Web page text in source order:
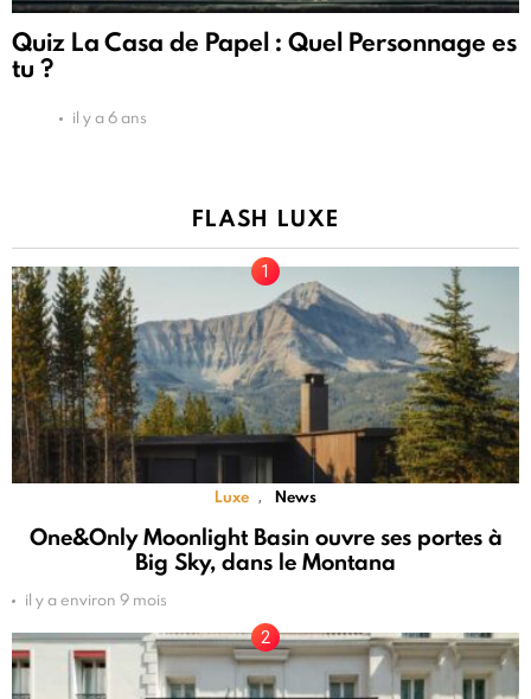
Quiz La Casa de Papel : Quel Personnage es
tu ?
il y a 6 ans
FLASH LUXE
Luxe News
One&Only Moonlight Basin ouvre ses portes à
Big Sky, dans le Montana
il y a environ 9 mois